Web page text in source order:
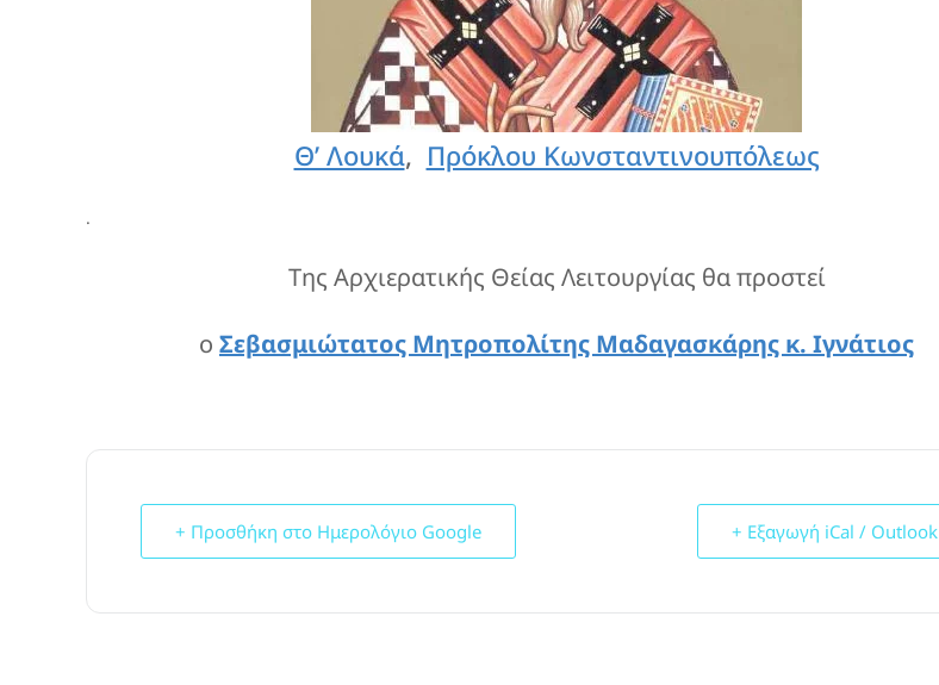
Θ’ Λουκά, Πρόκλου Κωνσταντινουπόλεως
.
Της Αρχιερατικής Θείας Λειτουργίας θα προστεί
ο Σεβασμιώτατος Μητροπολίτης Μαδαγασκάρης κ. Ιγνάτιος
+ Προσθήκη στο Ημερολόγιο Google + Εξαγωγή iCal / Outlook